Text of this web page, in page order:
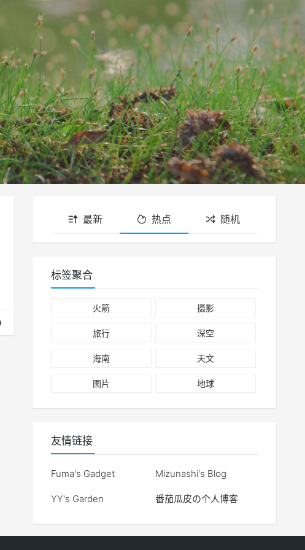
最新 热点 随机
标签聚合
火箭 摄影
旅行 深空
海南 天文
图片 地球
友情链接
Fuma's Gadget Mizunashi's Blog
YY's Garden 番茄瓜皮の个人博客